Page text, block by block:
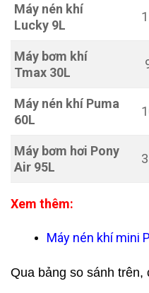
Máy nén khí
Lucky 9L
Máy bơm khí
Tmax 30L
Máy nén khí Puma
60L
Máy bơm hơi Pony
Air 95L
Xem thêm:
Máy nén khí mini
Qua bảng so sánh trên,